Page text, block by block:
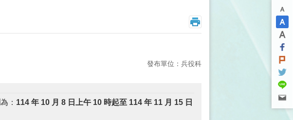
發布單位：兵役科
為： 114 年 10 月 8 日上午 10 時起至 114 年 11 月 15 日